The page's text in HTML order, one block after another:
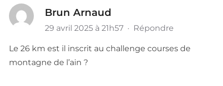
Brun Arnaud
29 avril 2025 à 21h57 · Répondre
Le 26 km est il inscrit au challenge courses de
montagne de l’ain ?